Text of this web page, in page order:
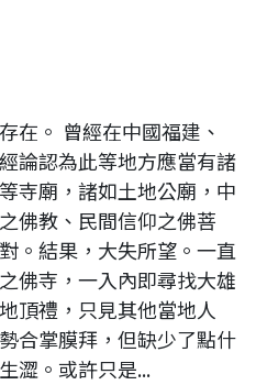
在。 曾經在中國福建、
論認為此等地方應當有諸
寺廟，諸如土地公廟，中
佛教、民間信仰之佛菩
。結果，大失所望。一直
佛寺，一入內即尋找大雄
頂禮，只見其他當地人
合掌膜拜，但缺少了點什
澀。或許只是...